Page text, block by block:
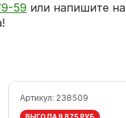
59 или напишите на
Артикул: 238509